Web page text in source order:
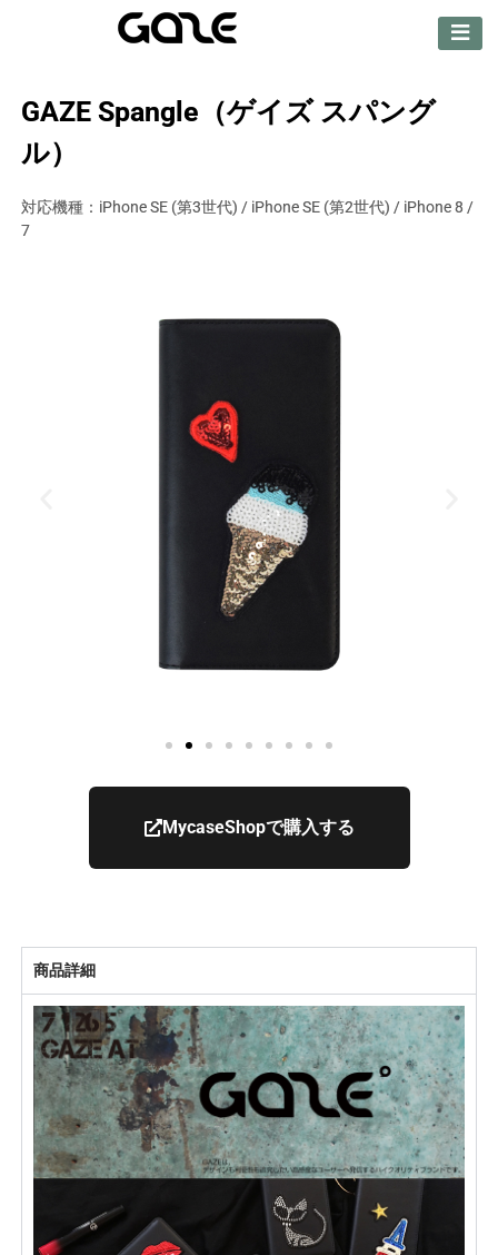
【公式サイト】
GAZE Spangle（ゲイズ スパング
ル）
対応機種：iPhone SE (第3世代) / iPhone SE (第2世代) / iPhone 8 /
7
MycaseShopで購入する
商品詳細